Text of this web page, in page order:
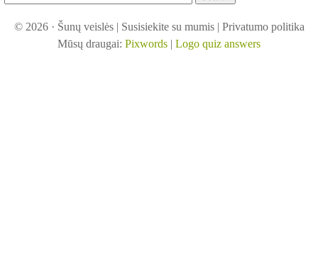
© 2026 · Šunų veislės| Susisiekite su mumis| Privatumo politika
Mūsų draugai: Pixwords | Logo quiz answers